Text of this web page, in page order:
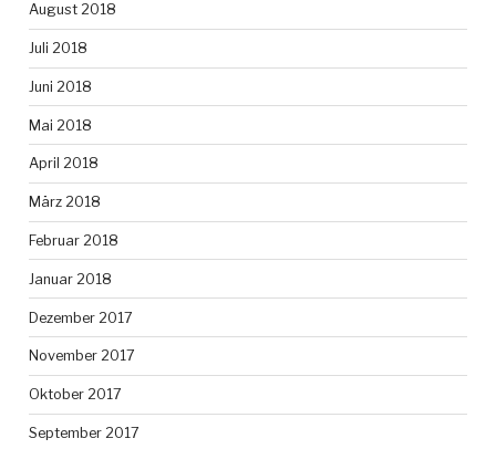
August 2018
Juli 2018
Juni 2018
Mai 2018
April 2018
März 2018
Februar 2018
Januar 2018
Dezember 2017
November 2017
Oktober 2017
September 2017